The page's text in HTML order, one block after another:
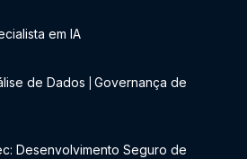
em IA
de Dados
Governança de
Desenvolvimento Seguro de